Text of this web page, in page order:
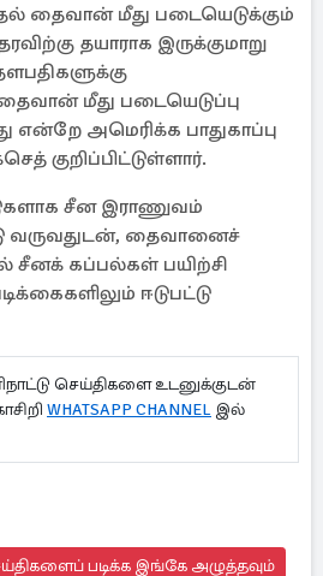
தைவான் மீது படையெடுக்கும்
தயாராக இருக்குமாறு
தைவான் மீது படையெடுப்பு
என்றே அமெரிக்க பாதுகாப்பு
குறிப்பிட்டுள்ளார்.
சீன இராணுவம்
வருவதுடன், தைவானைச்
சீனக் கப்பல்கள் பயிற்சி
ஈடுபட்டு
செய்திகளை உடனுக்குடன்
WHATSAPP CHANNEL இல்
படிக்க இங்கே அழுத்தவும்